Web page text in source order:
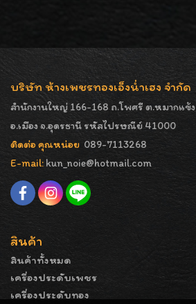
บริษัท ห้างเพชรทองเอ็งน่ำเฮง จำกัด
สำนักงานใหญ่ 166-168 ถ.โพศรี ต.หมากแข้ง
อ.เมือง จ.อุดรธานี รหัสไปรษณีย์ 41000
ติดต่อ คุณหน่อย 089-7113268
E-mail: kun_noie@hotmail.com
สินค้า
สินค้าทั้งหมด
เครื่องประดับเพชร
เครื่องประดับทอง